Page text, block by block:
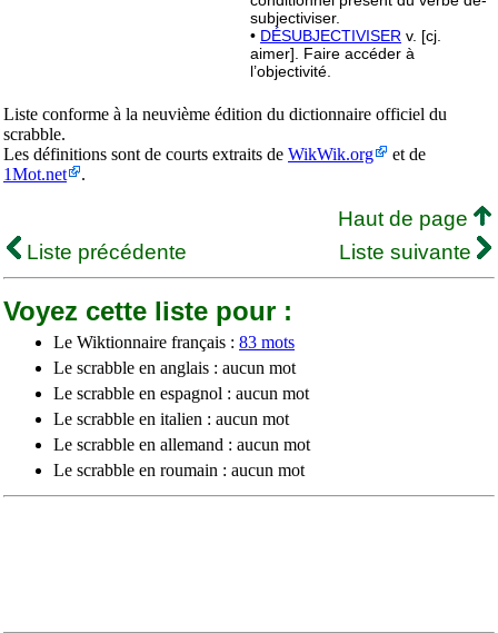
subjectiviser.
• DÉSUBJECTIVISER v. [cj.
aimer]. Faire accéder à
l’objectivité.
Liste conforme à la neuvième édition du dictionnaire officiel du
scrabble.
Les définitions sont de courts extraits de WikWik.org
et de
1Mot.net
.
Haut de page
Liste précédente
Liste suivante
Voyez cette liste pour :
Le Wiktionnaire français : 83 mots
Le scrabble en anglais : aucun mot
Le scrabble en espagnol : aucun mot
Le scrabble en italien : aucun mot
Le scrabble en allemand : aucun mot
Le scrabble en roumain : aucun mot